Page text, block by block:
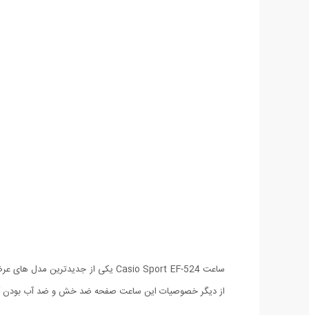
از دیگر خصوصیات این ساعت صفحه ضد خش و ضد آب بودن